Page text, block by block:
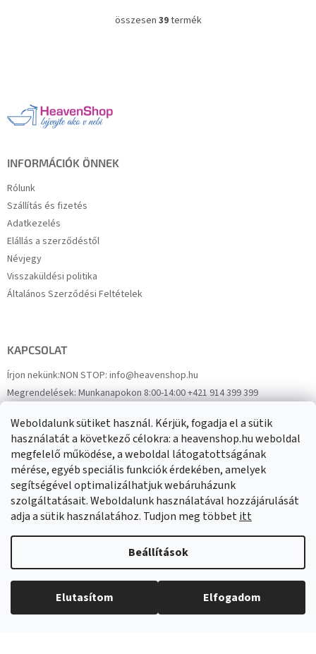
Weboldalunk sütiket használ. Kérjük, fogadja el a sütik
használatát a következő célokra: a heavenshop.hu weboldal
megfelelő működése, a weboldal látogatottságának
mérése, egyéb speciális funkciók érdekében, amelyek
segítségével optimalizálhatjuk webáruházunk
szolgáltatásait. Weboldalunk használatával hozzájárulását
adja a sütik használatához. Tudjon meg többetitt
Beállítások
Elutasítom Elfogadom
L
összesen 39termék
INFORMÁCIÓK ÖNNEK
Rólunk
Szállítás és fizetés
Adatkezelés
Elállás a szerződéstől
Névjegy
Visszaküldési politika
Általános Szerződési Feltételek
KAPCSOLAT
Írjon nekünk:NON STOP: info@heavenshop.hu
Megrendelések:Munkanapokon 8:00-14:00 +421 914 399 399
FacebookHeavenShop.sk
Eredményeink